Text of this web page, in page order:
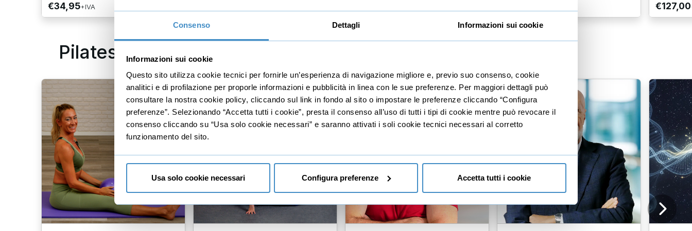
Consenso Dettagli Informazioni sui cookie
Informazioni sui cookie
Questo sito utilizza cookie tecnici per fornirle un’esperienza di navigazione migliore e, previo suo consenso, cookie
analitici e di profilazione per proporle informazioni e pubblicità in linea con le sue preferenze. Per maggiori dettagli può
consultare la nostra cookie policy, cliccando sul link in fondo al sito o impostare le preferenze cliccando “Configura
preferenze”. Selezionando “Accetta tutti i cookie”, presta il consenso all’uso di tutti i tipi di cookie mentre può revocare il
consenso cliccando su “Usa solo cookie necessari” e saranno attivati i soli cookie tecnici necessari al corretto
funzionamento del sito.
Usa solo cookie necessari Configura preferenze Accetta tutti i cookie
€34,95+IVA €127,00
Pilates